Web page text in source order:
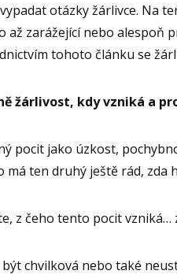
otázky žárlivce. Na
až zarážející nebo alespoň
tohoto článku se
žárlivost, kdy vzniká a
pocit jako úzkost,
má ten druhý ještě rád,
z čeho tento pocit
chvilková nebo také